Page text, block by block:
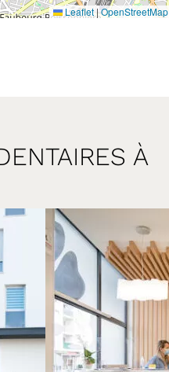
Leaflet| OpenStreetMap
À